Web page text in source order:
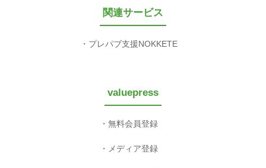
関連サービス
プレパブ支援NOKKETE
valuepress
無料会員登録
メディア登録